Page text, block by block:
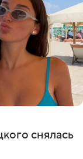
снялась